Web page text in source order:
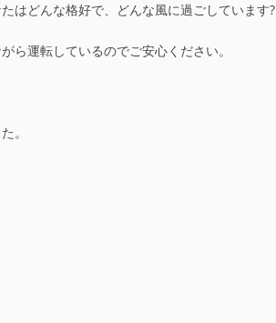
どんな格好で、どんな風に過ごしています?
ら運転しているのでご安心ください。
。